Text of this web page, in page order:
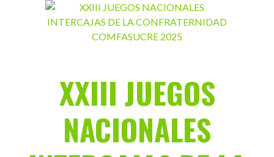
XXIII JUEGOS
NACIONALES